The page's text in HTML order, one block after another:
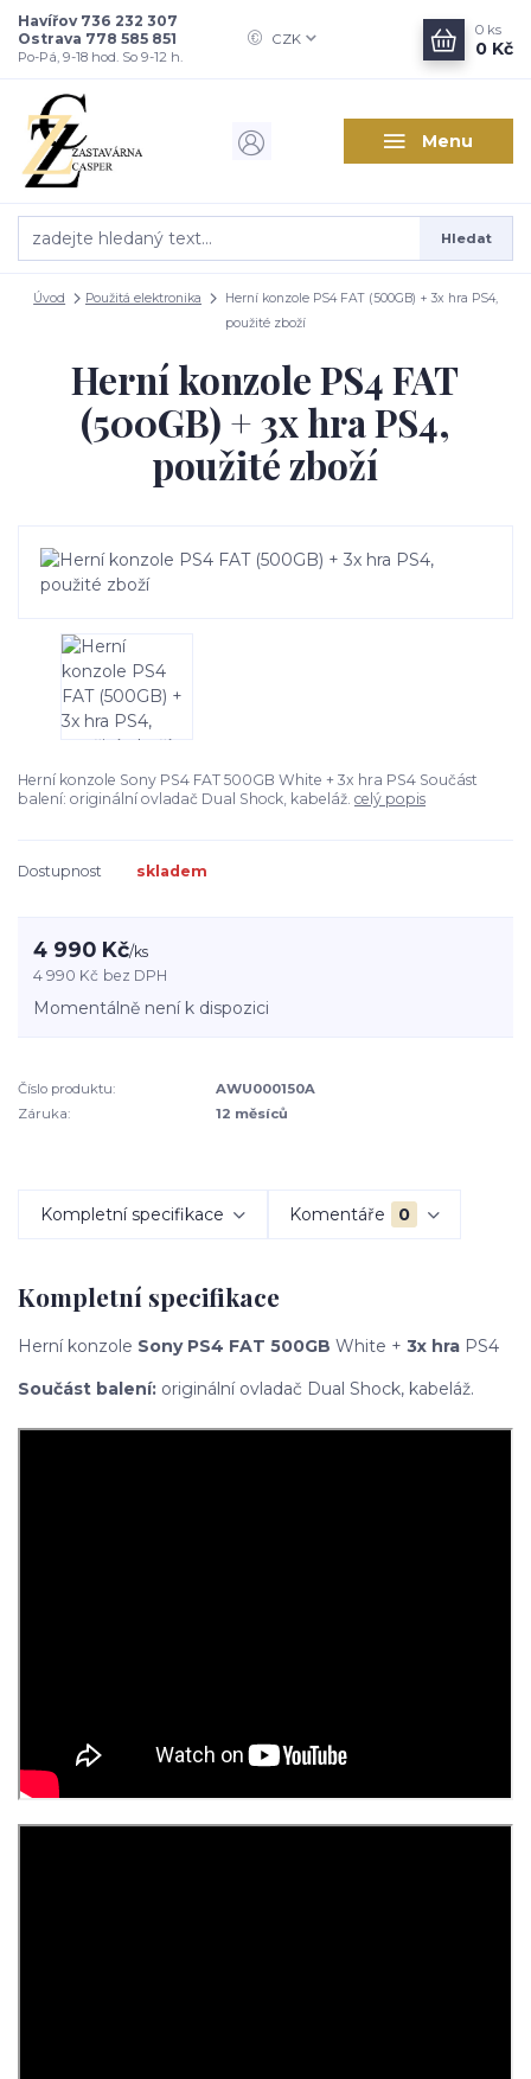
Menu
CZK
Hledat
Havířov 736 232 307
Ostrava 778 585 851
Po-Pá, 9-18 hod. So 9-12 h.
0 ks
0 Kč
Úvod Použitá elektronika
Herní konzole PS4 FAT (500GB) + 3x hra PS4,
použité zboží
Herní konzole PS4 FAT
(500GB) + 3x hra PS4,
použité zboží
Herní konzole Sony PS4 FAT 500GB White + 3x hra PS4 Součást
balení: originální ovladač Dual Shock, kabeláž. celý popis
Dostupnost skladem
4 990 Kč/ks
4 990 Kč bez DPH
Momentálně není k dispozici
Číslo produktu:
AWU000150A
Záruka:
12 měsíců
Kompletní specifikace Komentáře 0
Kompletní specifikace
Herní konzole Sony PS4 FAT 500GB White + 3x hra PS4
Součást balení: originální ovladač Dual Shock, kabeláž.